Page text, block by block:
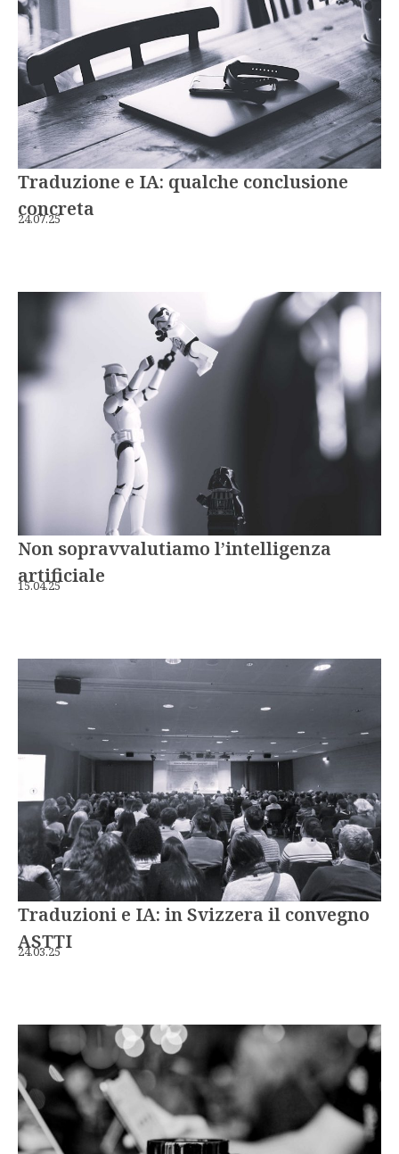
Traduzione e IA: qualche conclusione
concreta
24.07.25
Non sopravvalutiamo l’intelligenza
artificiale
15.04.25
Traduzioni e IA: in Svizzera il convegno
ASTTI
24.03.25